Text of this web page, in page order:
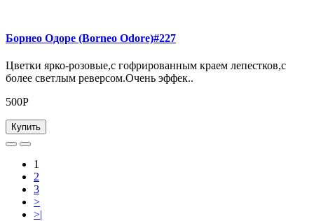
Борнео Одоре (Borneo Odore)#227
Цветки ярко-розовые,с гофрированным краем лепестков,с
более светлым реверсом.Очень эффек..
500Р
Купить
1
2
3
>
>|